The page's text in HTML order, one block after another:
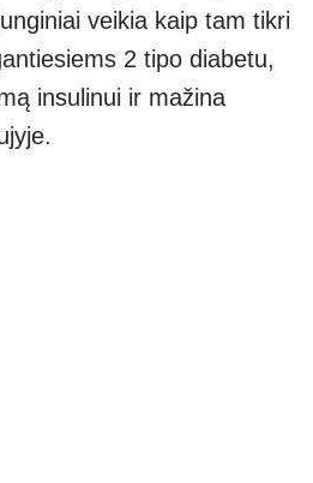
veikia kaip tam tikri
2 tipo diabetu,
insulinui ir mažina